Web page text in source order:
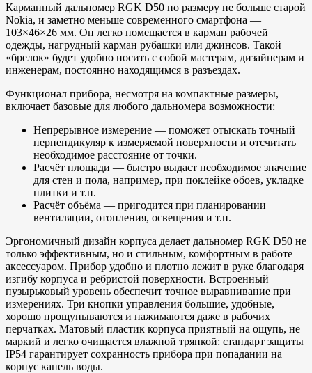
Карманный дальномер RGK D50 по размеру не больше старой
Nokia, и заметно меньше современного смартфона —
103×46×26 мм. Он легко помещается в карман рабочей
одежды, нагрудный карман рубашки или джинсов. Такой
«брелок» будет удобно носить с собой мастерам, дизайнерам и
инженерам, постоянно находящимся в разъездах.
Функционал прибора, несмотря на компактные размеры,
включает базовые для любого дальномера возможности:
Непрерывное измерение — поможет отыскать точный
перпендикуляр к измеряемой поверхности и отсчитать
необходимое расстояние от точки.
Расчёт площади — быстро выдаст необходимое значение
для стен и пола, например, при поклейке обоев, укладке
плитки и т.п.
Расчёт объёма — пригодится при планировании
вентиляции, отопления, освещения и т.п.
Эргономичный дизайн корпуса делает дальномер RGK D50 не
только эффективным, но и стильным, комфортным в работе
аксессуаром. Прибор удобно и плотно лежит в руке благодаря
изгибу корпуса и ребристой поверхности. Встроенный
пузырьковый уровень обеспечит точное выравнивание при
измерениях. Три кнопки управления большие, удобные,
хорошо прощупываются и нажимаются даже в рабочих
перчатках. Матовый пластик корпуса приятный на ощупь, не
маркий и легко очищается влажной тряпкой: стандарт защиты
IP54 гарантирует сохранность прибора при попадании на
корпус капель воды.